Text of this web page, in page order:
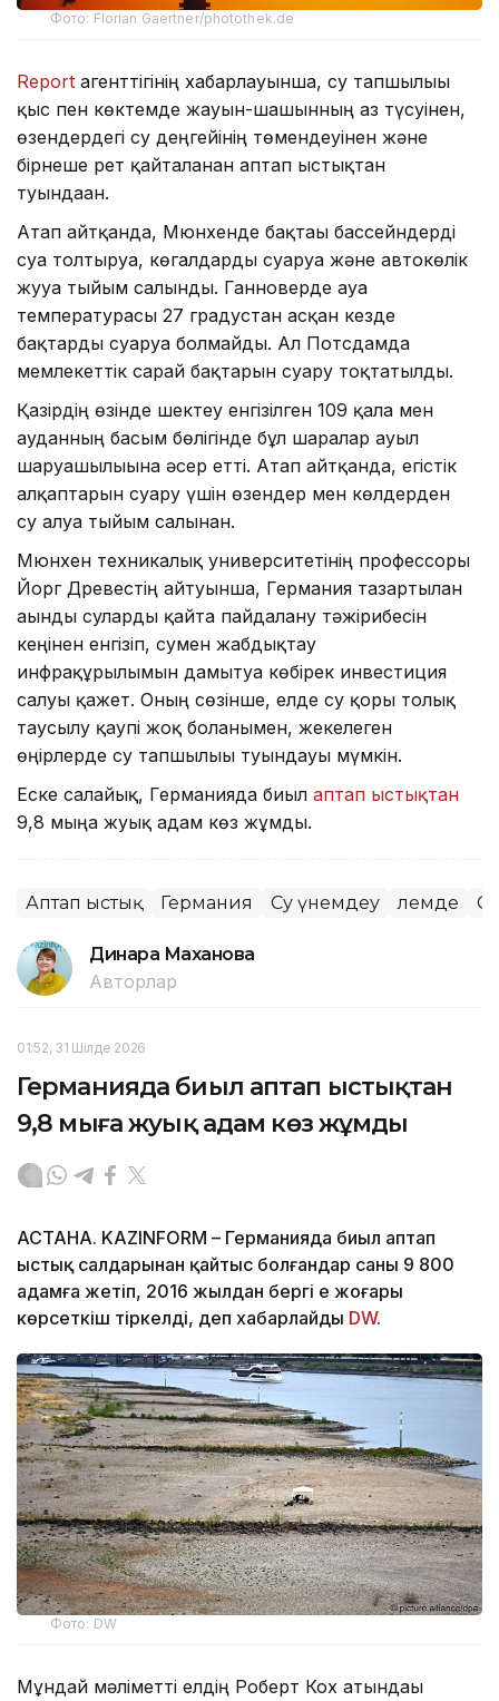
Фото: Florian Gaertner/photothek.de
Report агенттігінің хабарлауынша, су тапшылығы
қыс пен көктемде жауын-шашынның аз түсуінен,
өзендердегі су деңгейінің төмендеуінен және
бірнеше рет қайталанған аптап ыстықтан
туындаған.
Атап айтқанда, Мюнхенде бақтағы бассейндерді
суға толтыруға, көгалдарды суаруға және автокөлік
жууға тыйым салынды. Ганноверде ауа
температурасы 27 градустан асқан кезде
бақтарды суаруға болмайды. Ал Потсдамда
мемлекеттік сарай бақтарын суару тоқтатылды.
Қазірдің өзінде шектеу енгізілген 109 қала мен
ауданның басым бөлігінде бұл шаралар ауыл
шаруашылығына әсер етті. Атап айтқанда, егістік
алқаптарын суару үшін өзендер мен көлдерден
су алуға тыйым салынған.
Мюнхен техникалық университетінің профессоры
Йорг Древестің айтуынша, Германия тазартылған
ағынды суларды қайта пайдалану тәжірибесін
кеңінен енгізіп, сумен жабдықтау
инфрақұрылымын дамытуға көбірек инвестиция
салуы қажет. Оның сөзінше, елде су қоры толық
таусылу қаупі жоқ болғанымен, жекелеген
өңірлерде су тапшылығы туындауы мүмкін.
Еске салайық, Германияда биыл аптап ыстықтан
9,8 мыңға жуық адам көз жұмды.
Аптап ыстық Германия Су үнемдеу Әлемде Су
Динара Маханова
Авторлар
01:52, 31 Шілде 2026
Германияда биыл аптап ыстықтан
9,8 мыңға жуық адам көз жұмды
АСТАНА. KAZINFORM – Германияда биыл аптап
ыстық салдарынан қайтыс болғандар саны 9 800
адамға жетіп, 2016 жылдан бергі ең жоғары
көрсеткіш тіркелді, деп хабарлайды DW.
Фото: DW
Мұндай мәліметті елдің Роберт Кох атындағы